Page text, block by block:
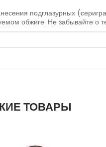
подглазурных
обжиге. Не забывайте о
ТОВАРЫ